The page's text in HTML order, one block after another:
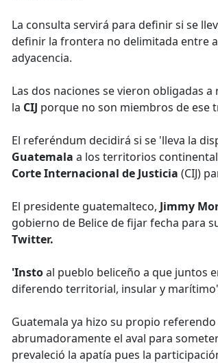
La consulta servirá para definir si se
definir la frontera no delimitada entre
adyacencia.
Las dos naciones se vieron obligadas
la CIJ porque no son miembros de ese
El referéndum decidirá si se 'lleva la
Guatemala a los territorios
Corte Internacional de Justicia (CIJ)
El presidente guatemalteco, Jimmy
gobierno de Belice de fijar fecha para
Twitter.
'Instoal pueblo beliceño a que juntos
diferendo territorial, insular y
Guatemala ya hizo su propio referendo
abrumadoramente el aval para
prevaleció la apatía pues la